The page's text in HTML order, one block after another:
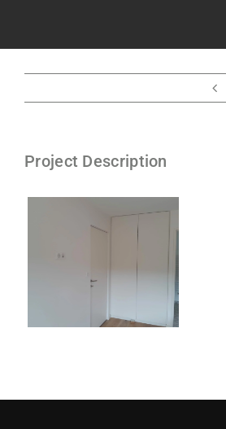
contenu
Project Description